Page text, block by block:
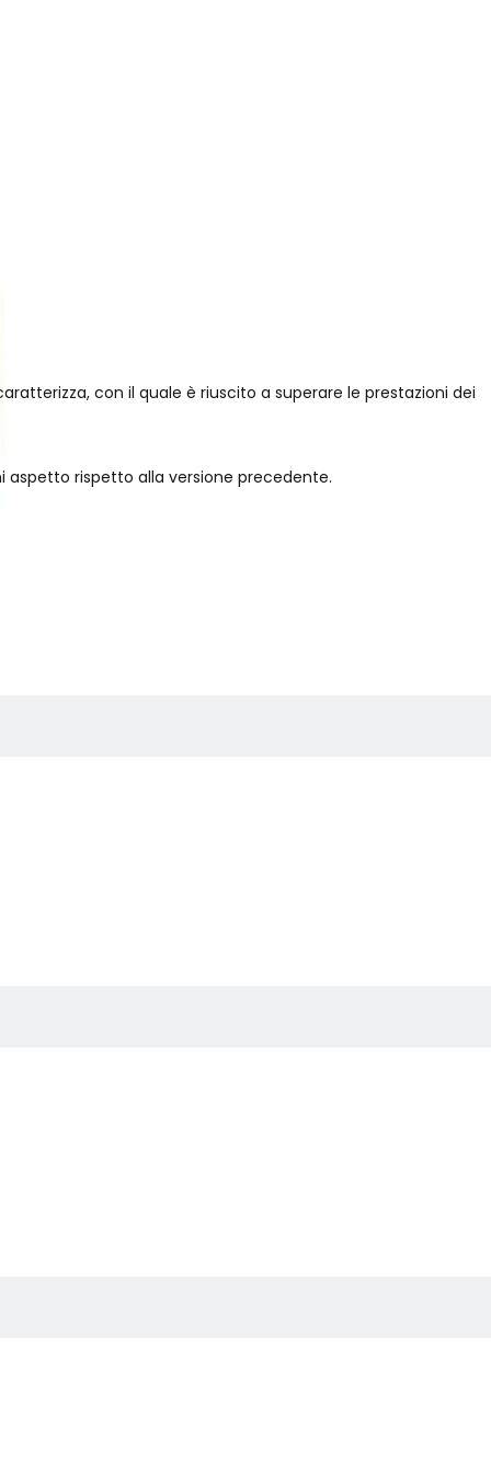
con il quale è riuscito a superare le prestazioni dei
rispetto alla versione precedente.